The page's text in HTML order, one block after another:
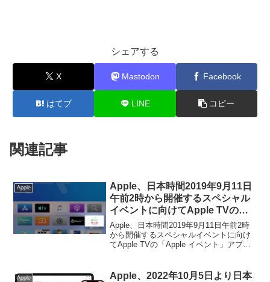
シェアする
X Mastodon Facebook
はてブ LINE コピー
関連記事
Apple
Apple、日本時間2019年9月11日
午前2時から開催するスペシャル
イベントに向けてApple TVの
「Apple イベント」アプリをアッ
プデート。
Apple、日本時間2019年9月11日午前2時
から開催するスペシャルイベントに向け
てApple TVの「Apple イベント」アプリ
Apple
Apple、2022年10月5日より日本